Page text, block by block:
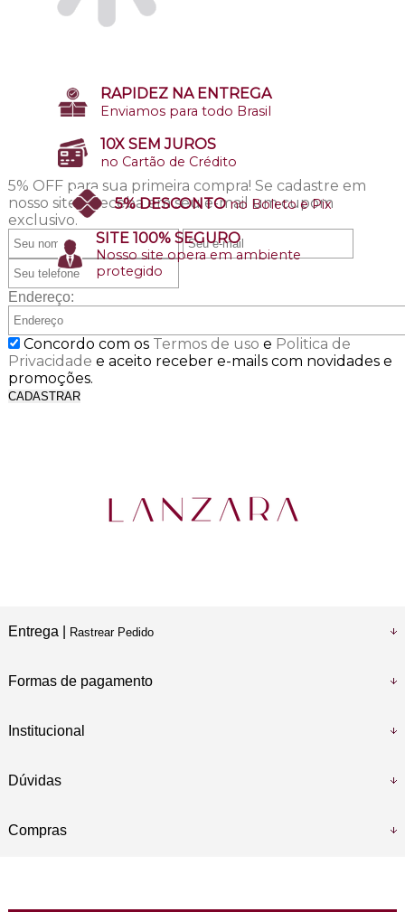
RAPIDEZ NA ENTREGA
Enviamos para todo Brasil
10X SEM JUROS
no Cartão de Crédito
5% DESCONTO no Boleto e Pix
SITE 100% SEGURO
Nosso site opera em ambiente
protegido
5% OFF para sua primeira compra! Se cadastre em
nosso site e receba em seu e-mail um cupom
exclusivo.
Endereço:
Concordo com os Termos de uso e Politica de
Privacidade e aceito receber e-mails com novidades e
promoções.
CADASTRAR
Entrega | Rastrear Pedido
Formas de pagamento
Institucional
Dúvidas
Compras